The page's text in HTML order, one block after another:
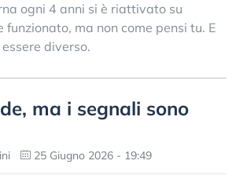
ogni 4 anni si è riattivato su
funzionato, ma non come pensi tu. E
diverso.
ma i segnali sono
25 Giugno 2026 - 19:49